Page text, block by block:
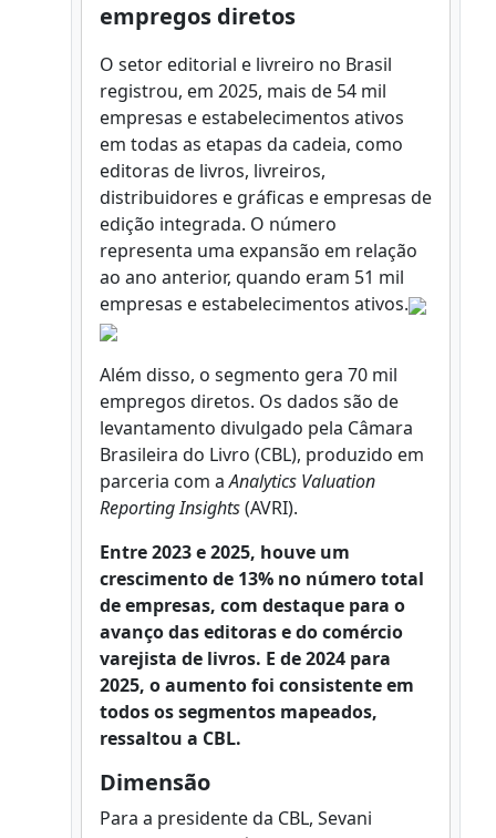
empregos diretos
O setor editorial e livreiro no Brasil
registrou, em 2025, mais de 54 mil
empresas e estabelecimentos ativos
em todas as etapas da cadeia, como
editoras de livros, livreiros,
distribuidores e gráficas e empresas de
edição integrada. O número
representa uma expansão em relação
ao ano anterior, quando eram 51 mil
empresas e estabelecimentos ativos.
Além disso, o segmento gera 70 mil
empregos diretos. Os dados são de
levantamento divulgado pela Câmara
Brasileira do Livro (CBL), produzido em
parceria com aAnalytics Valuation
Reporting Insights(AVRI).
Entre 2023 e 2025, houve um
crescimento de 13% no número total
de empresas, com destaque para o
avanço das editoras e do comércio
varejista de livros. E de 2024 para
2025, o aumento foi consistente em
todos os segmentos mapeados,
ressaltou a CBL.
Dimensão
Para a presidente da CBL, Sevani